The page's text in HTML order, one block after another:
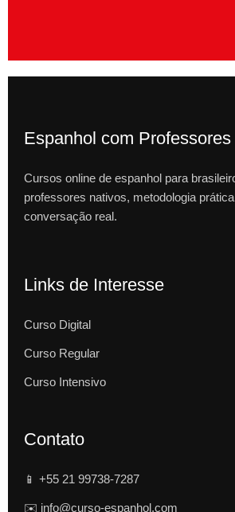
Espanhol com
Cursos online de espanhol para
professores nativos, metodologia
conversação real.
Links de Interesse
Curso Digital
Curso Regular
Curso Intensivo
Contato
📱 +55 21 99738-7287
✉️ info@curso-espanhol.com